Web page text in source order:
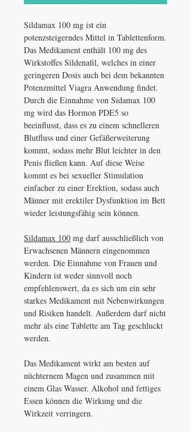
Sildamax 100 mg ist ein
potenzsteigerndes Mittel in Tablettenform.
Das Medikament enthält 100 mg des
Wirkstoffes Sildenafil, welches in einer
geringeren Dosis auch bei dem bekannten
Potenzmittel Viagra Anwendung findet.
Durch die Einnahme von Sidamax 100
mg wird das Hormon PDE5 so
beeinflusst, dass es zu einem schnelleren
Blutfluss und einer Gefäßerweiterung
kommt, sodass mehr Blut leichter in den
Penis fließen kann. Auf diese Weise
kommt es bei sexueller Stimulation
einfacher zu einer Erektion, sodass auch
Männer mit erektiler Dysfunktion im Bett
wieder leistungsfähig sein können.
Sildamax 100 mg darf ausschließlich von
Erwachsenen Männern eingenommen
werden. Die Einnahme von Frauen und
Kindern ist weder sinnvoll noch
empfehlenswert, da es sich um ein sehr
starkes Medikament mit Nebenwirkungen
und Risiken handelt. Außerdem darf nicht
mehr als eine Tablette am Tag geschluckt
werden.
Das Medikament wirkt am besten auf
nüchternem Magen und zusammen mit
einem Glas Wasser. Alkohol und fettiges
Essen können die Wirkung und die
Wirkzeit verringern.